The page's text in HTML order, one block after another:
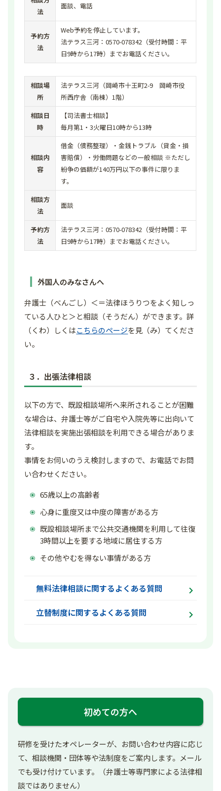
法
面談、電話
予約方
法
Web予約を停止しています。
法テラス三河：0570-078342（受付時間：平
日9時から17時）までお電話ください。
相談場
所
法テラス三河（岡崎市十王町2-9 岡崎市役
所西庁舎（南棟）1階）
相談日
時
【司法書士相談】
毎月第1・3火曜日10時から13時
相談内
容
借金（債務整理）・金銭トラブル（貸金・損
害賠償）・労働問題などの一般相談 ※ただし
紛争の価額が140万円以下の事件に限りま
す。
相談方
法
面談
予約方
法
法テラス三河：0570-078342（受付時間：平
日9時から17時）までお電話ください。
外国人のみなさんへ
弁護士（べんごし）＜＝法律ほうりつをよく知しっ
ている人ひと＞と相談（そうだん）ができます。詳
（くわ）しくはこちらのページを見（み）てくださ
い。
３．出張法律相談
以下の方で、既設相談場所へ来所されることが困難
な場合は、弁護士等がご自宅や入院先等に出向いて
法律相談を実施出張相談を利用できる場合がありま
す。
事情をお伺いのうえ検討しますので、お電話でお問
い合わせください。
65歳以上の高齢者
心身に重度又は中度の障害がある方
既設相談場所まで公共交通機関を利用して往復
3時間以上を要する地域に居住する方
その他やむを得ない事情がある方
無料法律相談に関するよくある質問
立替制度に関するよくある質問
初めての方へ
研修を受けたオペレーターが、お問い合わせ内容に応じ
て、相談機関・団体等や法制度をご案内します。メール
でも受け付けています。（弁護士等専門家による法律相
談ではありません）